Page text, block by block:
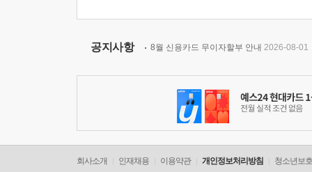
공지사항 8월 신용카드 무이자할부 안내 2026-08-01
회사소개 인재채용 이용약관 개인정보처리방침 청소년보